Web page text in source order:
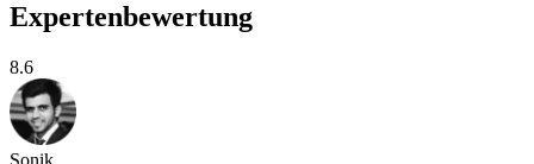
Expertenbewertung
8.6